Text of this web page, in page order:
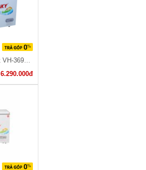
Tủ đông Sanaky 360 lít VH-3699W1
6.290.000đ